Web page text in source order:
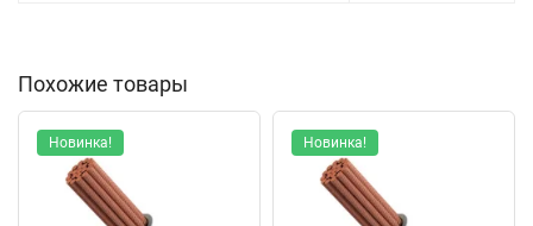
Похожие товары
Новинка! Новинка!